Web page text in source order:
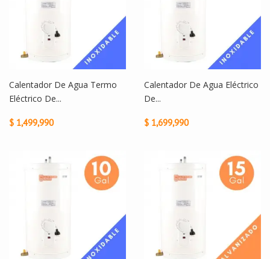
Calentador De Agua Termo
Eléctrico De...
$ 1,499,990
Calentador De Agua Eléctrico
De...
$ 1,699,990